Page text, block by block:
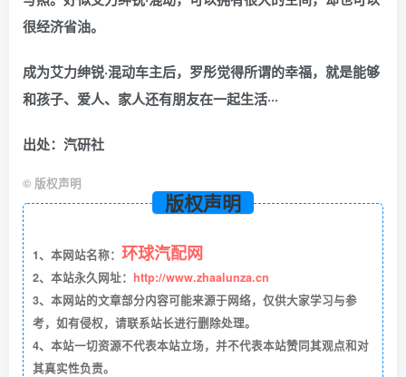
很经济省油。
成为艾力绅锐·混动车主后，罗彤觉得所谓的幸福，就是能够
和孩子、爱人、家人还有朋友在一起生活···
出处：汽研社
© 版权声明
版权声明
1、本网站名称： 环球汽配网
2、本站永久网址： http://www.zhaalunza.cn
3、本网站的文章部分内容可能来源于网络，仅供大家学习与参
考，如有侵权，请联系站长进行删除处理。
4、本站一切资源不代表本站立场，并不代表本站赞同其观点和对
其真实性负责。